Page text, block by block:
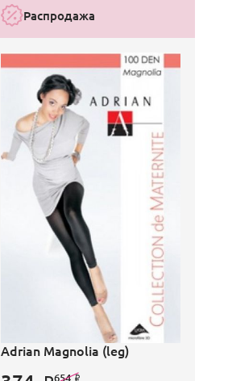
Распродажа
Adrian Magnolia (leg)
654